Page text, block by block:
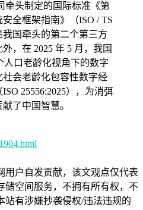
牵头制定的国际标准《第
全框架指南》（ISO / TS
国牵头的第二个第三方
，在 2025 年 5 月，我国
人口老龄化视角下的数字
会老龄化包容性数字经
25556:2025），为消弭
了中国智慧。
用户自发贡献，该文观点仅代表
储空间服务，不拥有所有权，不
站有涉嫌抄袭侵权/违法违规的